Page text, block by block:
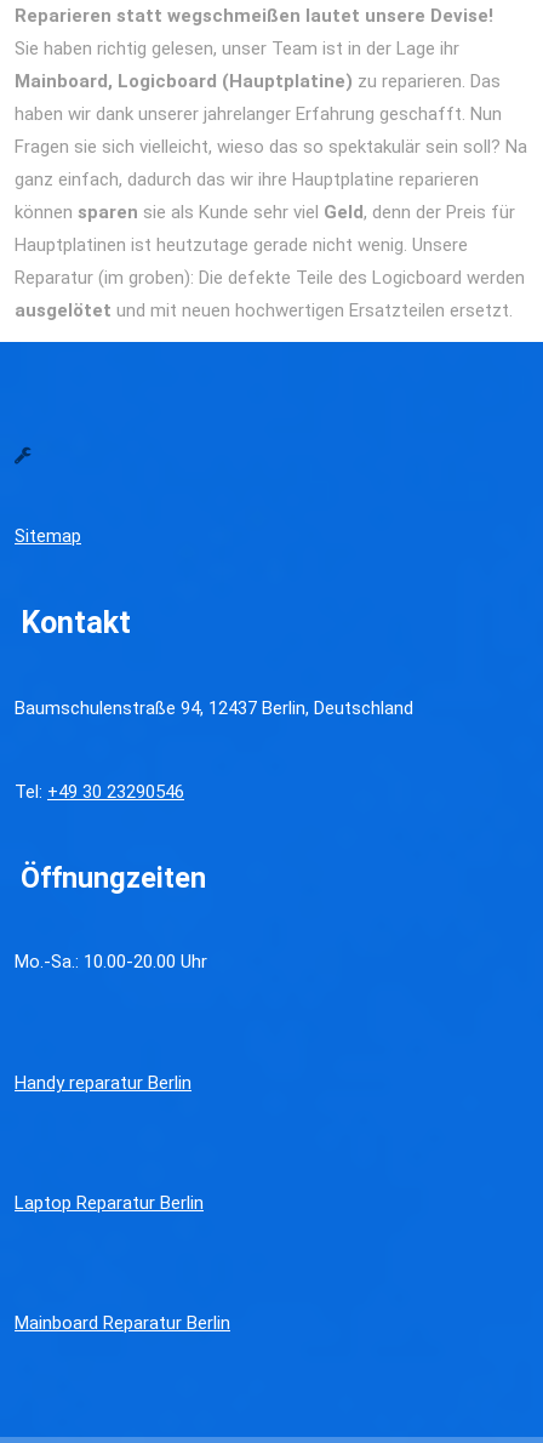
Reparieren statt wegschmeißen lautet unsere Devise!
Sie haben richtig gelesen, unser Team ist in der Lage ihr
Mainboard, Logicboard (Hauptplatine) zu reparieren. Das
haben wir dank unserer jahrelanger Erfahrung geschafft. Nun
Fragen sie sich vielleicht, wieso das so spektakulär sein soll? Na
ganz einfach, dadurch das wir ihre Hauptplatine reparieren
können sparen sie als Kunde sehr viel Geld, denn der Preis für
Hauptplatinen ist heutzutage gerade nicht wenig. Unsere
Reparatur (im groben): Die defekte Teile des Logicboard werden
ausgelötet und mit neuen hochwertigen Ersatzteilen ersetzt.
Sitemap
Kontakt
Baumschulenstraße 94, 12437 Berlin, Deutschland
Tel: +49 30 23290546
Öffnungzeiten
Mo.-Sa.: 10.00-20.00 Uhr
Handy reparatur Berlin
Laptop Reparatur Berlin
Mainboard Reparatur Berlin